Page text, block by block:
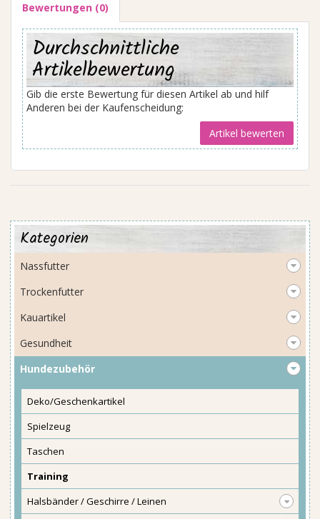
Bewertungen (0)
Durchschnittliche
Artikelbewertung
Gib die erste Bewertung für diesen Artikel ab und hilf
Anderen bei der Kaufenscheidung:
Kategorien
Nassfutter
Trockenfutter
Kauartikel
Gesundheit
Hundezubehör
Deko/Geschenkartikel
Spielzeug
Taschen
Training
Halsbänder / Geschirre / Leinen